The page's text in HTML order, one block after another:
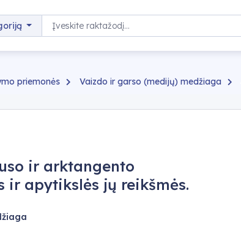
Paieška
priemonės Vaizdo ir garso (medijų) medžiaga
ir arktangento
apytikslės jų reikšmės.